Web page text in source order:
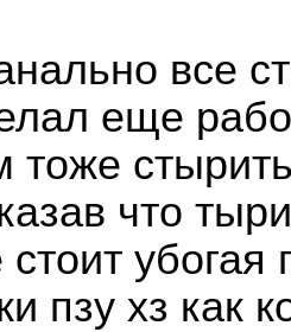
все
еще
тоже
что
стоит
пзу хз как